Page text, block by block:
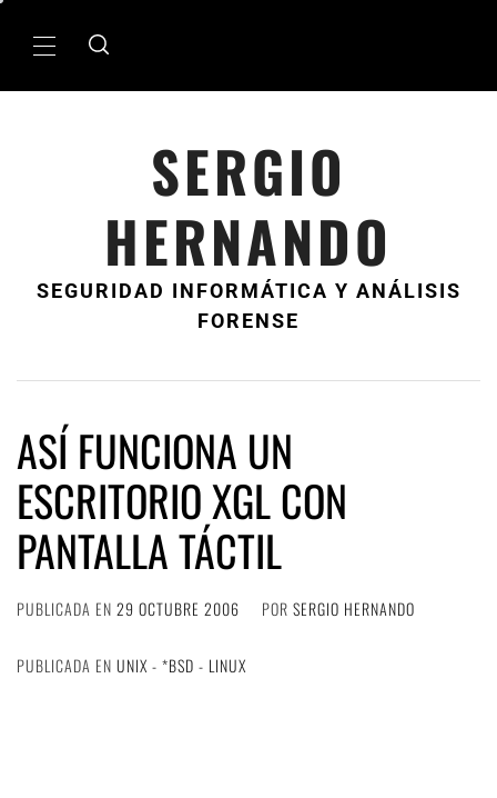
MenÃº
SERGIO
HERNANDO
SEGURIDAD INFORMÁTICA Y ANÁLISIS
FORENSE
ASÍ FUNCIONA UN
ESCRITORIO XGL CON
PANTALLA TÁCTIL
PUBLICADA EN 29 OCTUBRE 2006 POR SERGIO HERNANDO
PUBLICADA EN UNIX - *BSD - LINUX